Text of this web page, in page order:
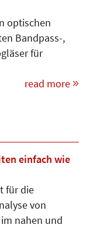
optischen
Bandpass-,
für
read more
einfach wie
für die
von
nahen und